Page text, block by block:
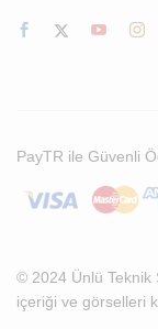
© 2024 Ünlü Teknik
içeriği ve görselleri
PayTR ile Güvenli